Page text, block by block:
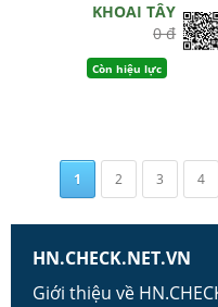
KHOAI TÂY
0 đ
Còn hiệu lực
1 2 3 4
HN.CHECK.NET.VN
Giới thiệu về